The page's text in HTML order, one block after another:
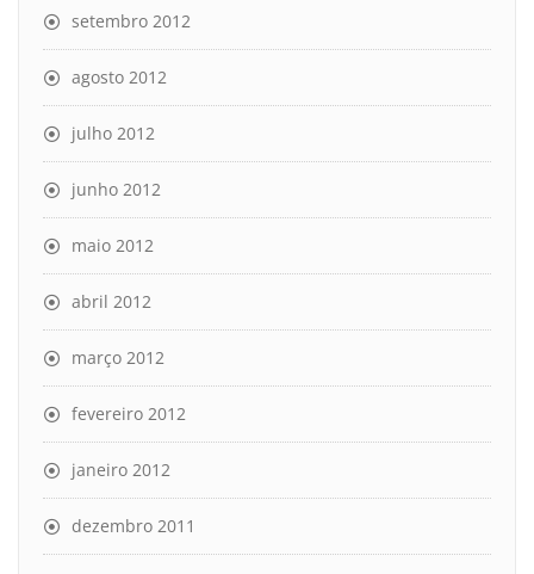
setembro 2012
agosto 2012
julho 2012
junho 2012
maio 2012
abril 2012
março 2012
fevereiro 2012
janeiro 2012
dezembro 2011